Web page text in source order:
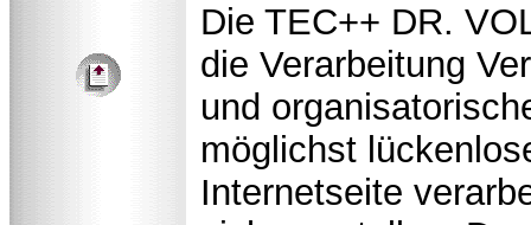
Die TEC++ DR.
die Verarbeitung
und
möglichst
Internetseite